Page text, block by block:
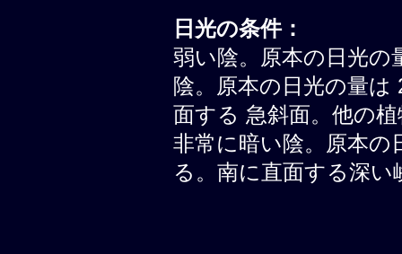
日光の条件：
弱い陰。原本の日光の
陰。原本の日光の量は
面する 急斜面。他の
非常に暗い陰。原本の
る。南に直面する深い